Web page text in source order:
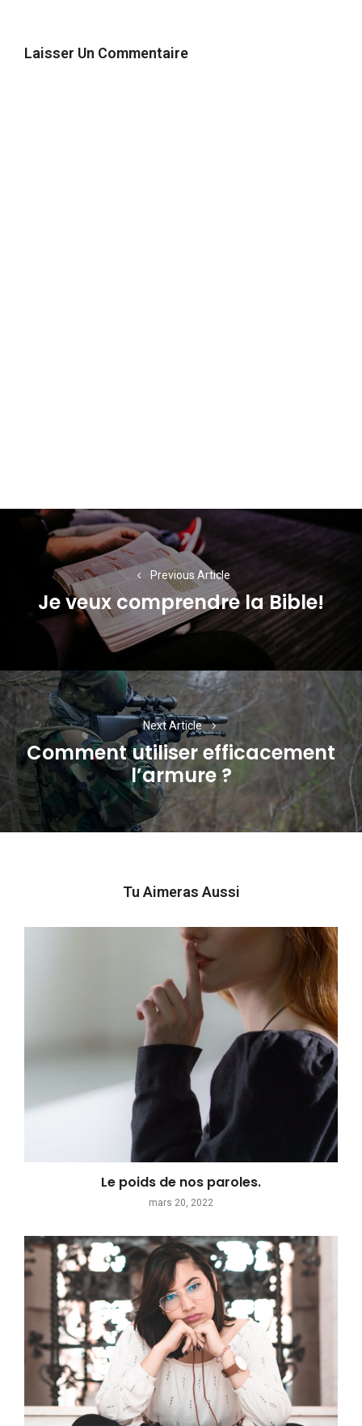
Laisser Un Commentaire
Navigation
l’article
Previous Article
Previous
post:
Je veux comprendre la Bible!
Next Article
Next
post:
Comment utiliser efficacement
l’armure ?
Tu Aimeras Aussi
Le poids de nos paroles.
mars 20, 2022